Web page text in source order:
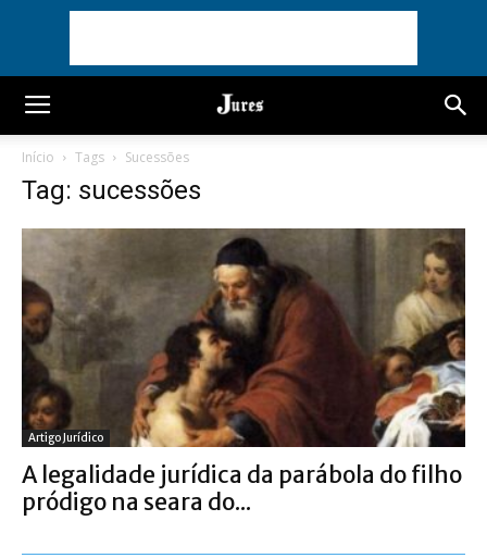
Início Tags Sucessões
Tag: sucessões
Artigo Jurídico
A legalidade jurídica da parábola do filho
pródigo na seara do...